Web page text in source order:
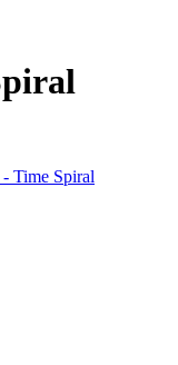
Time Spiral